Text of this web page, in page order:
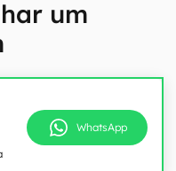
um
WhatsApp